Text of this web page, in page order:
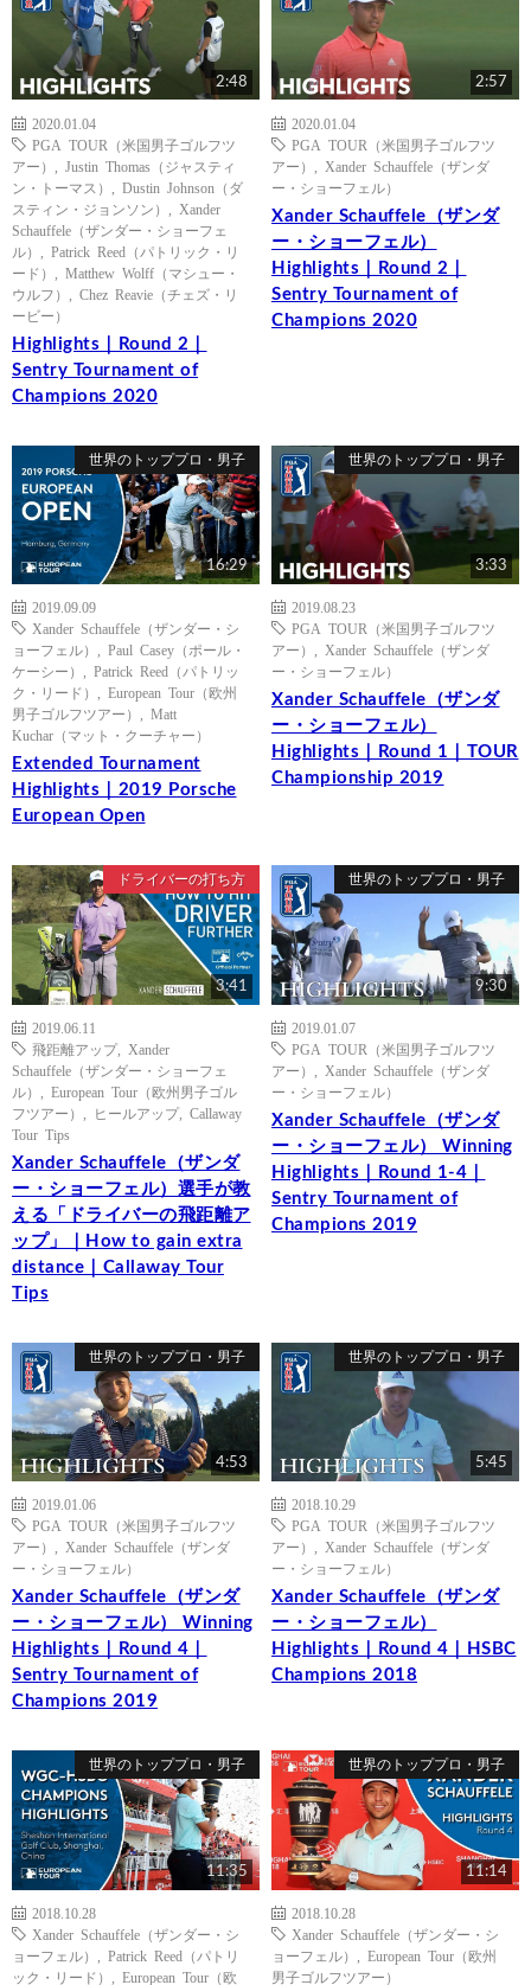
2:48
2020.01.04
PGA TOUR（米国男子ゴルフツ
アー）
Justin Thomas（ジャスティ
ン・トーマス）
Dustin Johnson（ダ
スティン・ジョンソン）
Xander
Schauffele（ザンダー・ショーフェ
ル）
Patrick Reed（パトリック・リ
ード）
Matthew Wolff（マシュー・
ウルフ）
Chez Reavie（チェズ・リ
ービー）
Highlights｜Round 2｜
Sentry Tournament of
Champions 2020
2:57
2020.01.04
PGA TOUR（米国男子ゴルフツ
アー）
Xander Schauffele（ザンダ
ー・ショーフェル）
Xander Schauffele（ザンダ
ー・ショーフェル）
Highlights｜Round 2｜
Sentry Tournament of
Champions 2020
世界のトッププロ・男子
16:29
2019.09.09
Xander Schauffele（ザンダー・シ
ョーフェル）
Paul Casey（ポール・
ケーシー）
Patrick Reed（パトリッ
ク・リード）
European Tour（欧州
男子ゴルフツアー）
Matt
Kuchar（マット・クーチャー）
Extended Tournament
Highlights｜2019 Porsche
European Open
世界のトッププロ・男子
3:33
2019.08.23
PGA TOUR（米国男子ゴルフツ
アー）
Xander Schauffele（ザンダ
ー・ショーフェル）
Xander Schauffele（ザンダ
ー・ショーフェル）
Highlights｜Round 1｜TOUR
Championship 2019
ドライバーの打ち方
3:41
2019.06.11
飛距離アップ, Xander
Schauffele（ザンダー・ショーフェ
ル）
European Tour（欧州男子ゴル
フツアー）
ヒールアップ, Callaway
Tour Tips
Xander Schauffele（ザンダ
ー・ショーフェル）選手が教
える「ドライバーの飛距離ア
ップ」｜How to gain extra
distance｜Callaway Tour
Tips
世界のトッププロ・男子
9:30
2019.01.07
PGA TOUR（米国男子ゴルフツ
アー）
Xander Schauffele（ザンダ
ー・ショーフェル）
Xander Schauffele（ザンダ
ー・ショーフェル） Winning
Highlights｜Round 1-4｜
Sentry Tournament of
Champions 2019
世界のトッププロ・男子
4:53
2019.01.06
PGA TOUR（米国男子ゴルフツ
アー）
Xander Schauffele（ザンダ
ー・ショーフェル）
Xander Schauffele（ザンダ
ー・ショーフェル） Winning
Highlights｜Round 4｜
Sentry Tournament of
Champions 2019
世界のトッププロ・男子
5:45
2018.10.29
PGA TOUR（米国男子ゴルフツ
アー）
Xander Schauffele（ザンダ
ー・ショーフェル）
Xander Schauffele（ザンダ
ー・ショーフェル）
Highlights｜Round 4｜HSBC
Champions 2018
世界のトッププロ・男子
11:35
2018.10.28
Xander Schauffele（ザンダー・シ
ョーフェル）
Patrick Reed（パトリ
ック・リード）
European Tour（欧
世界のトッププロ・男子
11:14
2018.10.28
Xander Schauffele（ザンダー・シ
ョーフェル）
European Tour（欧州
男子ゴルフツアー）